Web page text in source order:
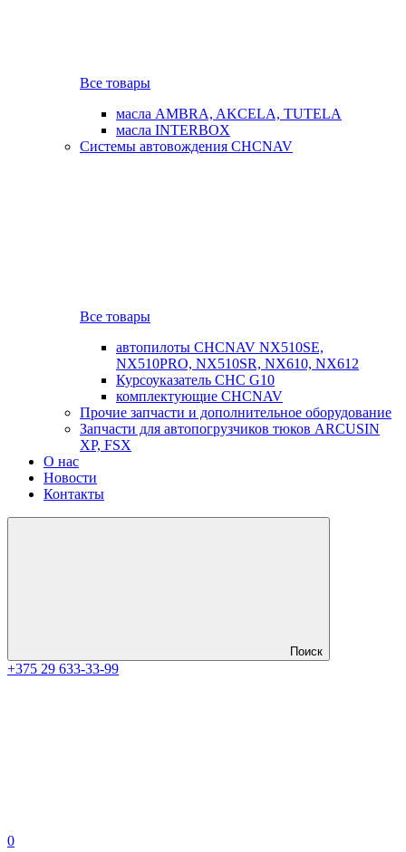
Все товары
масла AMBRA, AKCELA, TUTELA
масла INTERBOX
Системы автовождения CHCNAV
Все товары
автопилоты CHCNAV NX510SE,
NX510PRO, NX510SR, NX610, NX612
Курсоуказатель CHC G10
комплектующие CHCNAV
Прочие запчасти и дополнительное оборудование
Запчасти для автопогрузчиков тюков ARCUSIN
XP, FSX
О нас
Новости
Контакты
Поиск
+375 29 633-33-99
0